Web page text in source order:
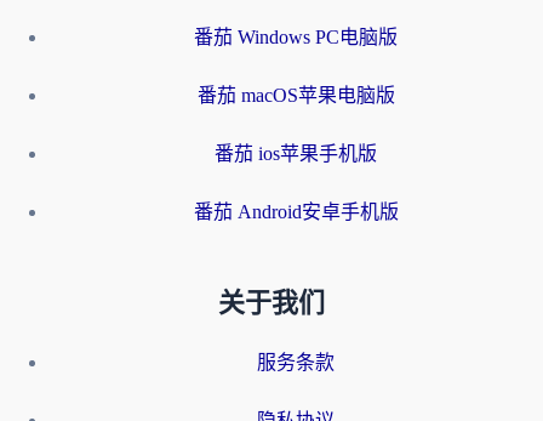
番茄 Windows PC电脑版
番茄 macOS苹果电脑版
番茄 ios苹果手机版
番茄 Android安卓手机版
关于我们
服务条款